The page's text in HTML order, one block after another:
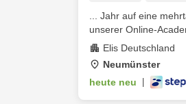
... Jahr auf eine
unserer Online-
Elis Deutschland
Neumünster
heute neu